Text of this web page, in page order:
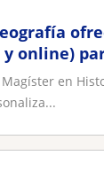
online)
en